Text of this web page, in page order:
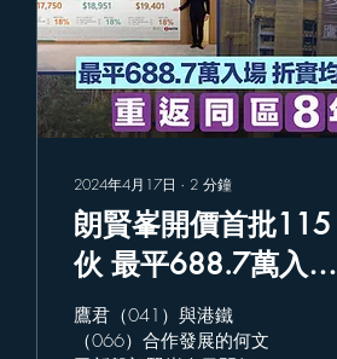
2024年4月17日 ∙ 2 分鐘
朗賢峯開價首批115
伙 最平688.7萬入場
折實均價1.99萬 重
返同區8年前
鷹君（041）與港鐵
（066）合作發展的何文